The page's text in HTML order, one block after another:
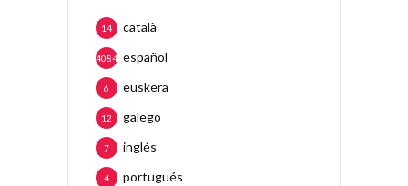
català
14
español
4084
euskera
6
galego
12
inglés
7
portugués
4